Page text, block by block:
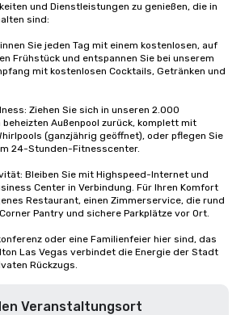
und Dienstleistungen zu genießen, die in
sind:
Sie jeden Tag mit einem kostenlosen, auf
Frühstück und entspannen Sie bei unserem
mit kostenlosen Cocktails, Getränken und
Ziehen Sie sich in unseren 2.000
Außenpool zurück, komplett mit
(ganzjährig geöffnet), oder pflegen Sie
24-Stunden-Fitnesscenter.
Bleiben Sie mit Highspeed-Internet und
Center in Verbindung. Für Ihren Komfort
Restaurant, einen Zimmerservice, die rund
Pantry und sichere Parkplätze vor Ort.
oder eine Familienfeier hier sind, das
Las Vegas verbindet die Energie der Stadt
Rückzugs.
Veranstaltungsort